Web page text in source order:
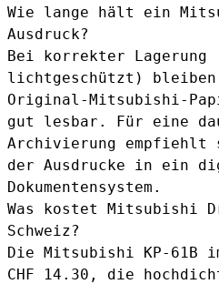
Wie lange hält ein
Ausdruck?
Bei korrekter
lichtgeschützt) bleiben
Original-Mitsubishi-
gut lesbar. Für eine
Archivierung empfiehlt
der Ausdrucke in ein
Dokumentensystem.
Was kostet Mitsubishi
Schweiz?
Die Mitsubishi KP-61B
CHF 14.30, die